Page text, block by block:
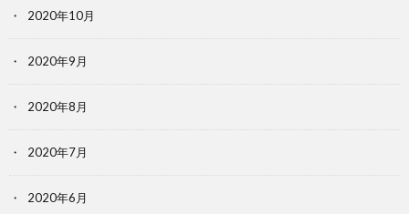
2020年10月
2020年9月
2020年8月
2020年7月
2020年6月